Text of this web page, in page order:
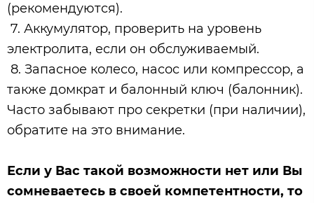
(рекомендуются).
7. Аккумулятор, проверить на уровень
электролита, если он обслуживаемый.
8. Запасное колесо, насос или компрессор, а
также домкрат и балонный ключ (балонник).
Часто забывают про секретки (при наличии),
обратите на это внимание.
Если у Вас такой возможности нет или Вы
сомневаетесь в своей компетентности, то